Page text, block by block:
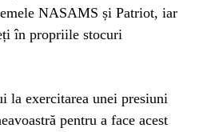
NASAMS și Patriot, iar
în propriile stocuri
la exercitarea unei presiuni
pentru a face acest